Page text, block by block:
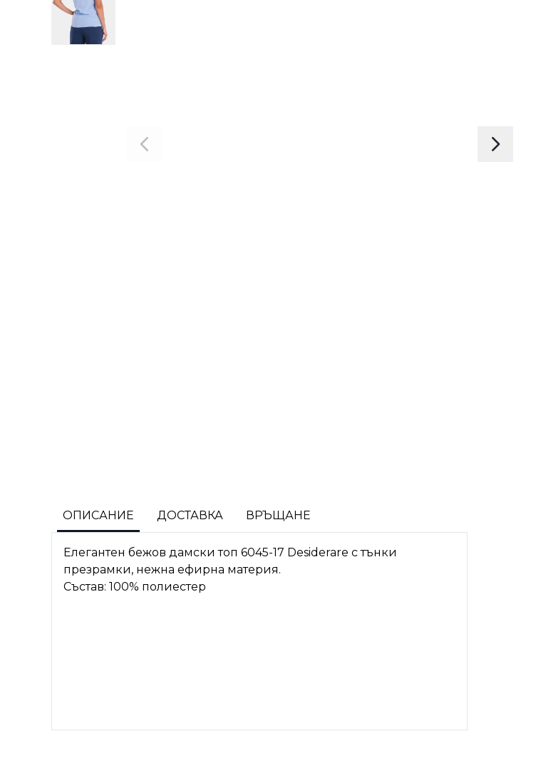
ОПИСАНИЕ
Елегантен бежов дамски топ 6045-17 Desiderare с тънки
презрамки, нежна ефирна материя.
Състав: 100% полиестер
ДОСТАВКА ВРЪЩАНЕ